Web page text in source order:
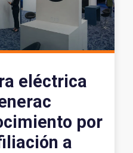
eléctrica
por
a